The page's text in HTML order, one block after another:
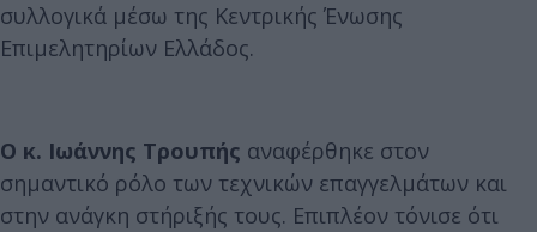
συλλογικά μέσω της Κεντρικής Ένωσης
Επιμελητηρίων Ελλάδος.
Ο κ. Ιωάννης Τρουπής αναφέρθηκε στον
σημαντικό ρόλο των τεχνικών επαγγελμάτων και
στην ανάγκη στήριξής τους. Επιπλέον τόνισε ότι